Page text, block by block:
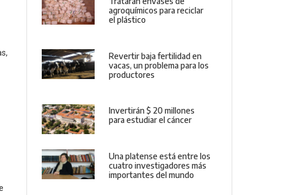
agroquímicos para reciclar
el plástico
Revertir baja fertilidad en
vacas, un problema para los
productores
Invertirán $ 20 millones
para estudiar el cáncer
Una platense está entre los
cuatro investigadores más
importantes del mundo